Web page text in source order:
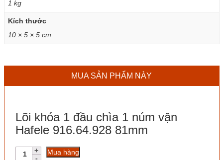
1 kg
Kích thước
10 × 5 × 5 cm
MUA SẢN PHẨM NÀY
Lõi khóa 1 đầu chìa 1 núm vặn
Hafele 916.64.928 81mm
Lõi
Mua hàng